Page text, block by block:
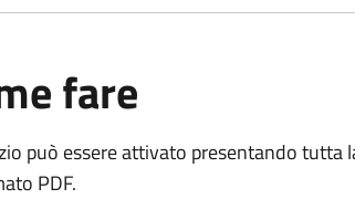
fare
può essere attivato presentando
PDF.